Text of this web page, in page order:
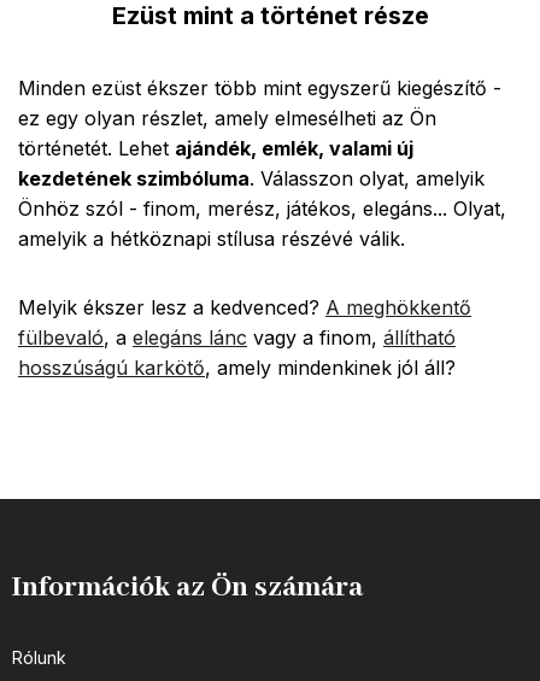
Ezüst mint a történet része
Minden ezüst ékszer több mint egyszerű kiegészítő -
ez egy olyan részlet, amely elmesélheti az Ön
történetét. Lehet ajándék, emlék, valami új
kezdetének szimbóluma. Válasszon olyat, amelyik
Önhöz szól - finom, merész, játékos, elegáns... Olyat,
amelyik a hétköznapi stílusa részévé válik.
Melyik ékszer lesz a kedvenced? A meghökkentő
fülbevaló, a elegáns lánc vagy a finom, állítható
hosszúságú karkötő, amely mindenkinek jól áll?
Információk az Ön számára
Rólunk